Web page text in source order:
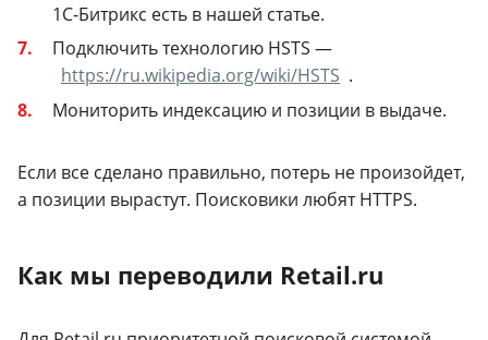
1С-Битрикс есть в нашей статье.
Подключить технологию HSTS —
https://ru.wikipedia.org/wiki/HSTS .
Мониторить индексацию и позиции в выдаче.
Если все сделано правильно, потерь не произойдет,
а позиции вырастут. Поисковики любят HTTPS.
Как мы переводили Retail.ru